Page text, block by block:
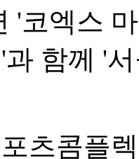
'코엑스
함께 '
츠콤플